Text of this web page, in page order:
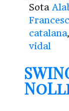
Sota
catalana,
vidal